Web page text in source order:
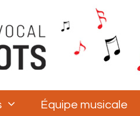
Équipe musicale